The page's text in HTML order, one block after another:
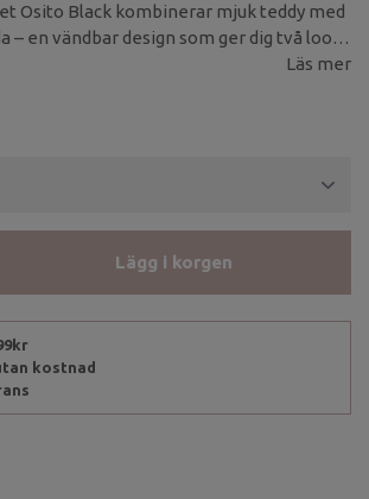
Osito Black kombinerar mjuk teddy med
– en vändbar design som ger dig två looks
Läs mer
Lägg i korgen
kostnad